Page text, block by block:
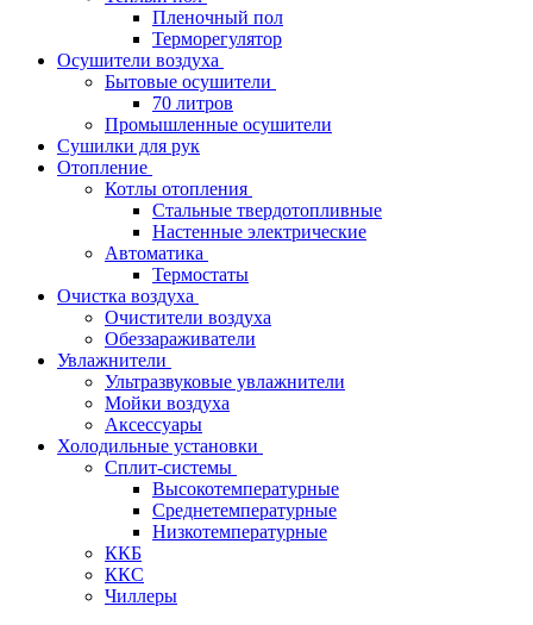
Пленочный пол
Терморегулятор
Осушители воздуха
Бытовые осушители
70 литров
Промышленные осушители
Сушилки для рук
Отопление
Котлы отопления
Стальные твердотопливные
Настенные электрические
Автоматика
Термостаты
Очистка воздуха
Очистители воздуха
Обеззараживатели
Увлажнители
Ультразвуковые увлажнители
Мойки воздуха
Аксессуары
Холодильные установки
Сплит-системы
Высокотемпературные
Среднетемпературные
Низкотемпературные
ККБ
ККС
Чиллеры